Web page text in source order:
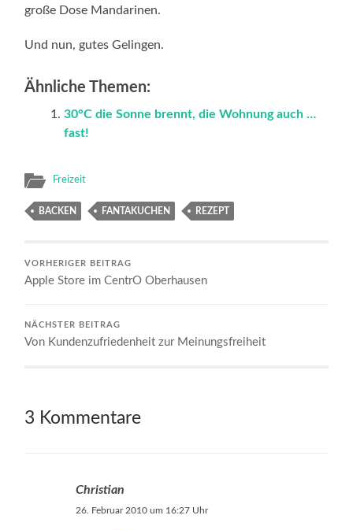
große Dose Mandarinen.
Und nun, gutes Gelingen.
Ähnliche Themen:
30°C die Sonne brennt, die Wohnung auch …
fast!
Freizeit
BACKEN FANTAKUCHEN REZEPT
VORHERIGER BEITRAG
Apple Store im CentrO Oberhausen
NÄCHSTER BEITRAG
Von Kundenzufriedenheit zur Meinungsfreiheit
3 Kommentare
Christian
26. Februar 2010 um 16:27 Uhr